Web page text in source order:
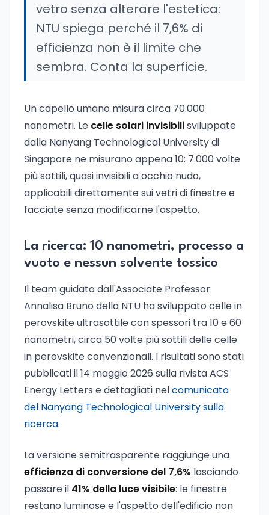
vetro senza alterare l'estetica:
NTU spiega perché il 7,6% di
efficienza non è il limite che
sembra. Conta la superficie.
Un capello umano misura circa 70.000
nanometri. Le celle solari invisibilisviluppate
dalla Nanyang Technological University di
Singapore ne misurano appena 10: 7.000 volte
più sottili, quasi invisibili a occhio nudo,
applicabili direttamente sui vetri di finestre e
facciate senza modificarne l'aspetto.
La ricerca: 10 nanometri, processo a
vuoto e nessun solvente tossico
Il team guidato dall'Associate Professor
Annalisa Bruno della NTU ha sviluppato celle in
perovskite ultrasottile con spessori tra 10 e 60
nanometri, circa 50 volte più sottili delle celle
in perovskite convenzionali. I risultati sono stati
pubblicati il 14 maggio 2026 sulla rivista ACS
Energy Letters e dettagliati nelcomunicato
del Nanyang Technological University sulla
ricerca.
La versione semitrasparente raggiunge una
efficienza di conversione del 7,6% lasciando
passare il 41% della luce visibile: le finestre
restano luminose e l'aspetto dell'edificio non